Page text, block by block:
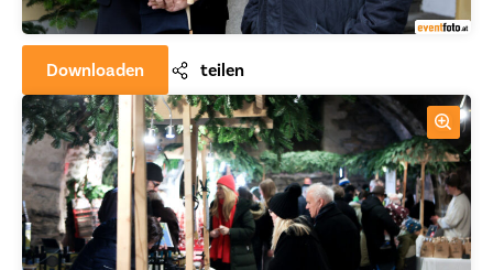
Downloaden teilen